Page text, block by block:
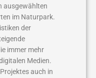
ausgewählten
im Naturpark.
der
immer mehr
Medien.
auch in